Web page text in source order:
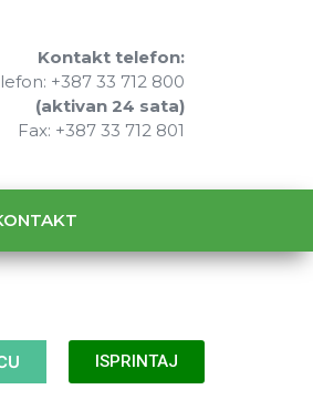
Kontakt telefon:
+387 33 712 800
(aktivan 24 sata)
Fax: +387 33 712 801
ISPRINTAJ